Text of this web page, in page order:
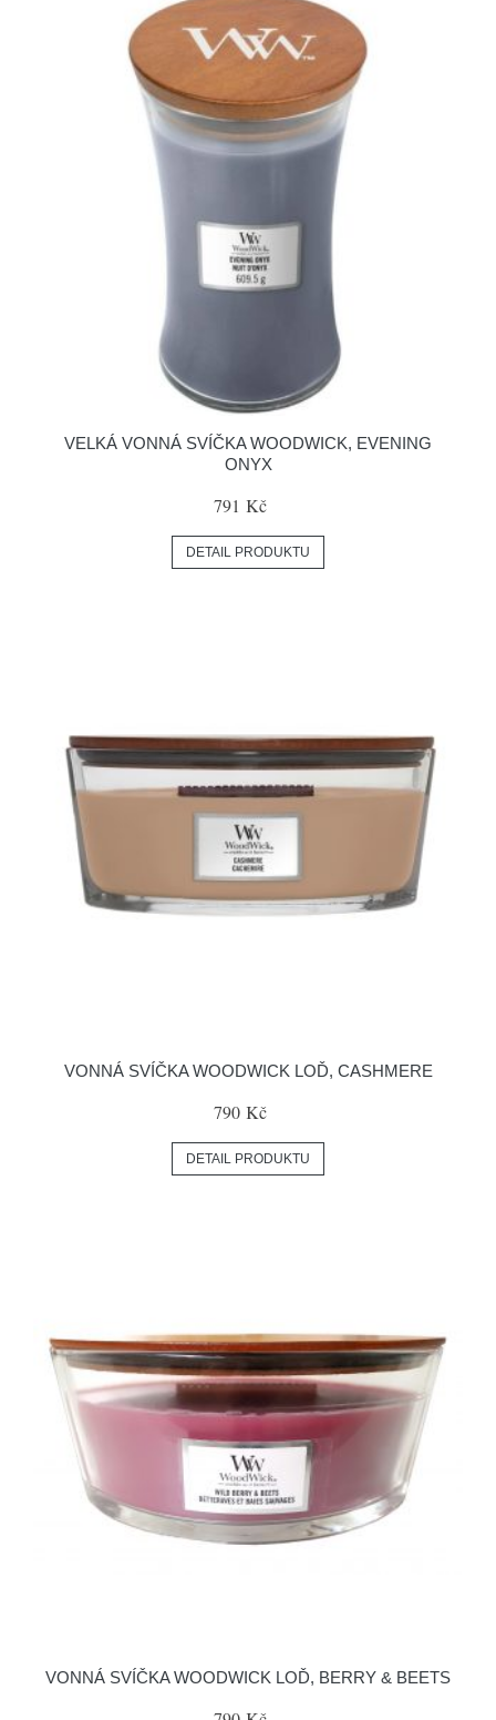
VELKÁ VONNÁ SVÍČKA WOODWICK, EVENING
ONYX
791 Kč
DETAIL PRODUKTU
VONNÁ SVÍČKA WOODWICK LOĎ, CASHMERE
790 Kč
DETAIL PRODUKTU
VONNÁ SVÍČKA WOODWICK LOĎ, BERRY & BEETS